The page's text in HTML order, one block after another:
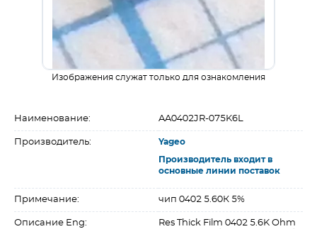
Изображения служат только для ознакомления
Наименование: AA0402JR-075K6L
Производитель: Yageo
Производитель входит в
основные линии поставок
Примечание: чип 0402 5.60К 5%
Описание Eng:
Res Thick Film 0402 5.6K Ohm